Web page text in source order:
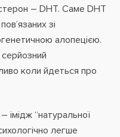
– DHT. Саме DHT
зі
алопецією.
коли йдеться про
імідж “натуральної
легше